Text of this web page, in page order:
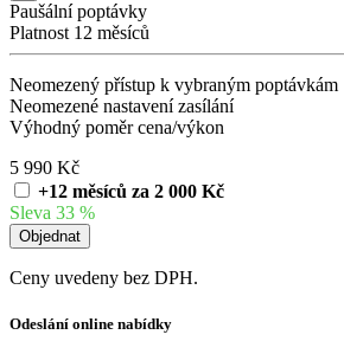
Paušální poptávky
Platnost 12 měsíců
Neomezený přístup k vybraným poptávkám
Neomezené nastavení zasílání
Výhodný poměr cena/výkon
5 990 Kč
+12 měsíců za 2 000 Kč
Sleva 33 %
Ceny uvedeny bez DPH.
Odeslání online nabídky